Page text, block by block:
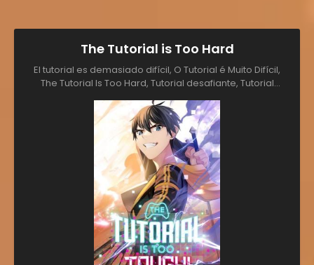
The Tutorial is Too Hard
El tutorial es demasiado difícil, O Tutorial é Muito Difícil,
The Tutorial Is Too Hard, Tutorial desafiante, Tutorial
卡太难了, 新手教學有夠難, 튜토리얼이 너무 어렵다